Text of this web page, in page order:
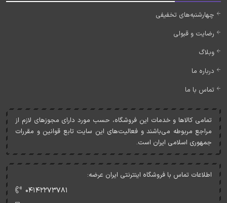
چهارشنبه‌های تخفیفی
رضایت و قبولی
وبلاگ
درباره ما
تماس با ما
تمامی کالاها و خدمات اين فروشگاه، حسب مورد دارای مجوزهای لازم از
مراجع مربوطه می‌باشند و فعاليت‌های اين سايت تابع قوانين و مقررات
جمهوری اسلامی ايران است.
اطلاعات تماس با فروشگاه اینترنتی ایران عرضه:
۰۴۱۴۲۲۷۳۷۸۱